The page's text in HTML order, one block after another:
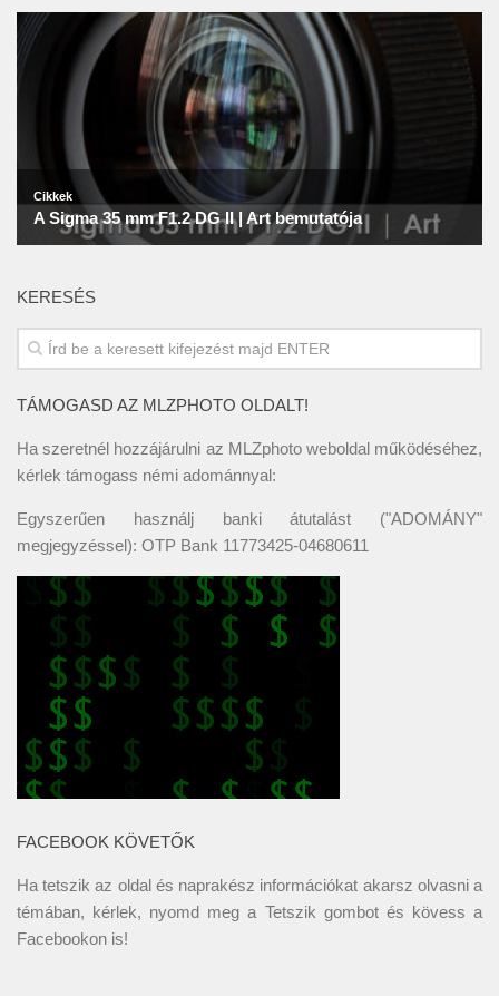
KERESÉS
TÁMOGASD AZ MLZPHOTO OLDALT!
Ha szeretnél hozzájárulni az MLZphoto weboldal működéséhez,
kérlek támogass némi adománnyal:
Egyszerűen használj banki átutalást ("ADOMÁNY"
megjegyzéssel): OTP Bank 11773425-04680611
FACEBOOK KÖVETŐK
Ha tetszik az oldal és naprakész információkat akarsz olvasni a
témában, kérlek, nyomd meg a Tetszik gombot és kövess a
Facebookon is!